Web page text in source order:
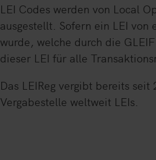
LEI Codes werden von Local
ausgestellt. Sofern ein LEI von
wurde, welche durch die
dieser LEI für alle
Das LEIReg vergibt bereits
Vergabestelle weltweit LEIs.